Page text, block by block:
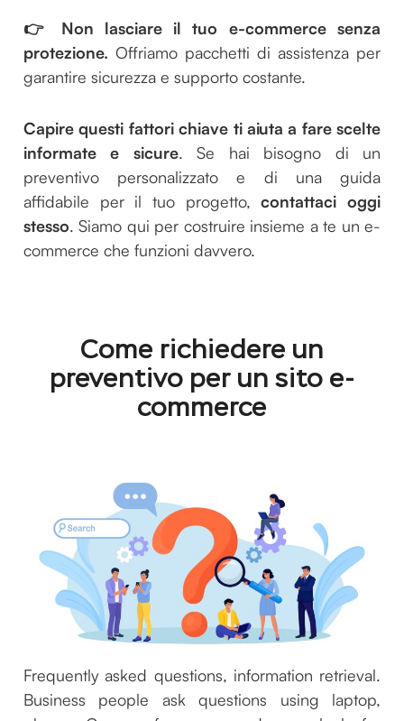
👉 Non lasciare il tuo e-commerce senza
protezione. Offriamo pacchetti di assistenza per
garantire sicurezza e supporto costante.
Capire questi fattori chiave ti aiuta a fare scelte
informate e sicure. Se hai bisogno di un
preventivo personalizzato e di una guida
affidabile per il tuo progetto,contattaci oggi
stesso. Siamo qui per costruire insieme a te un e-
commerce che funzioni davvero.
Come richiedere un
preventivo per un sito e-
commerce
Frequently asked questions, information retrieval.
Business people ask questions using laptop,